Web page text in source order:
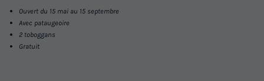
Ouvert du 15 mai au 15 septembre
Avec pataugeoire
2 toboggans
Gratuit